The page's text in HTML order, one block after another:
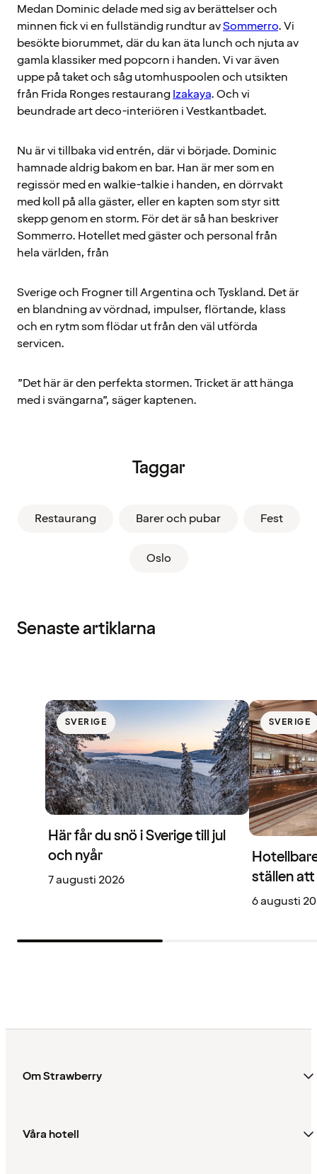
Medan Dominic delade med sig av berättelser och
minnen fick vi en fullständig rundtur avSommerro. Vi
besökte biorummet, där du kan äta lunch och njuta av
gamla klassiker med popcorn i handen. Vi var även
uppe på taket och såg utomhuspoolen och utsikten
från Frida Ronges restaurang Izakaya. Och vi
beundrade art deco-interiören i Vestkantbadet.
Nu är vi tillbaka vid entrén, där vi började. Dominic
hamnade aldrig bakom en bar. Han är mer som en
regissör med en walkie-talkie i handen, en dörrvakt
med koll på alla gäster, eller en kapten som styr sitt
skepp genom en storm. För det är så han beskriver
Sommerro. Hotellet med gäster och personal från
hela världen, från
Sverige och Frogner till Argentina och Tyskland. Det är
en blandning av vördnad, impulser, flörtande, klass
och en rytm som flödar ut från den väl utförda
servicen.
”Det här är den perfekta stormen. Tricket är att hänga
med i svängarna”, säger kaptenen.
Taggar
Restaurang Barer och pubar Fest
Oslo
Senaste artiklarna
SVERIGE
Här får du snö i Sverige till jul
och nyår
7 augusti 2026
SVERIGE
ställen
6 augusti
Om Strawberry
Våra hotell